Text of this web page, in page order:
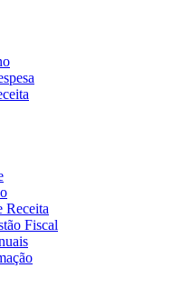
Receita
Fiscal